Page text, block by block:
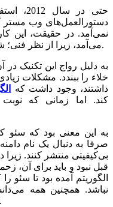
حتی در
دستورالعمل‌های وب مستر
نمی‌آمد. در حقیقت، این
می‌آمد، زیرا از نظر فنی؛ شما در حال دستکاری نتایج جستجو بودید.
به دلیل رواج این تکنیک
خلاء را ببندد. مشکلات
داشتند، وجود داشت که
کند. اما زمانی که نوبت
صرفا به دنبال یک نام
بی‌کیفیتی منتشر کنند.
قبل نبود و باید برای آن،
الگوریتم آمده بود تا سئو
نباشد. همچنین همه
کشیدن، در نتایج گوگل، رتبه کسب کنند.